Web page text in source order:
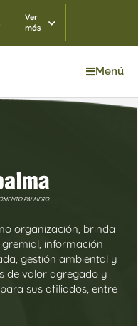
TRM 05/08/2026
Ver
más
Menú
organización, brinda
información
gestión ambiental y
de valor agregado y
sus afiliados, entre